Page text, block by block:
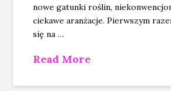
nowe gatunki roślin,
ciekawe aranżacje. Pierwszym
się na …
Read More